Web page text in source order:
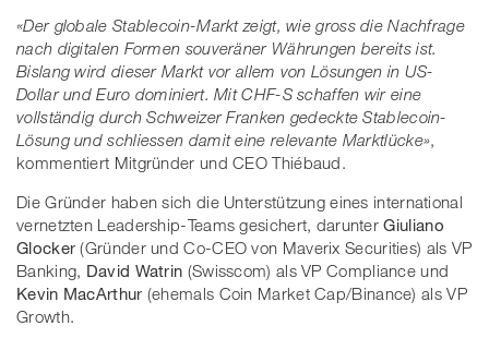
«Der globale Stablecoin-Markt zeigt, wie gross die Nachfrage
nach digitalen Formen souveräner Währungen bereits ist.
Bislang wird dieser Markt vor allem von Lösungen in US-
Dollar und Euro dominiert. Mit CHF-S schaffen wir eine
vollständig durch Schweizer Franken gedeckte Stablecoin-
Lösung und schliessen damit eine relevante Marktlücke»,
kommentiert Mitgründer und CEO Thiébaud.
Die Gründer haben sich die Unterstützung eines international
vernetzten Leadership-Teams gesichert, darunterGiuliano
Glocker (Gründer und Co-CEO von Maverix Securities) als VP
Banking, David Watrin (Swisscom) als VP Compliance und
Kevin MacArthur (ehemals Coin Market Cap/Binance) als VP
Growth.